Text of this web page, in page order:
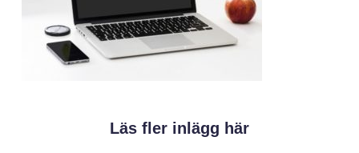
Läs fler inlägg här